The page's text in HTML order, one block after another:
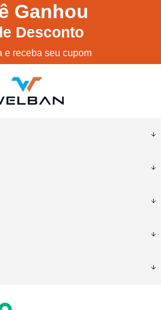
Ganhou
Desconto
e receba seu cupom